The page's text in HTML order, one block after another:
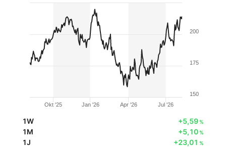
Okt '25 Jan '26 Apr '26 Jul '26
150
175
200
1W +5,59%
1M +5,10%
1J +23,01 %